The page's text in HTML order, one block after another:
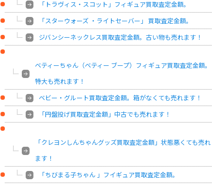
「トラヴィス・スコット」フィギュア買取査定金額。
「スターウォーズ ・ライトセーバー」 買取査定金額。
ジバンシーネックレス買取査定金額。古い物も売れます！
ベティーちゃん（ベティー ブープ）フィギュア買取査定金額。
特大も売れます！
ベビー・グルート買取査定金額。箱がなくても売れます！
「円盤投げ買取査定金額」中古でも売れます！
「クレヨンしんちゃんグッズ買取査定金額」状態悪くても売れ
ます！
「ちびまる子ちゃん 」フイギュア買取査定金額。